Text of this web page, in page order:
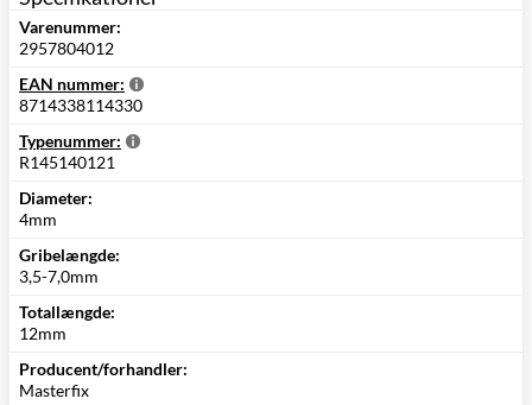
Varenummer:
2957804012
EAN nummer:
8714338114330
Typenummer:
R145140121
Diameter:
4mm
Gribelængde:
3,5-7,0mm
Totallængde:
12mm
Producent/forhandler:
Masterfix